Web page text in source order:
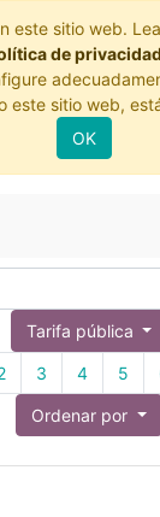
este sitio web.
de privacidad
este sitio web,
OK
Tarifa pública
3 4 5
Ordenar por